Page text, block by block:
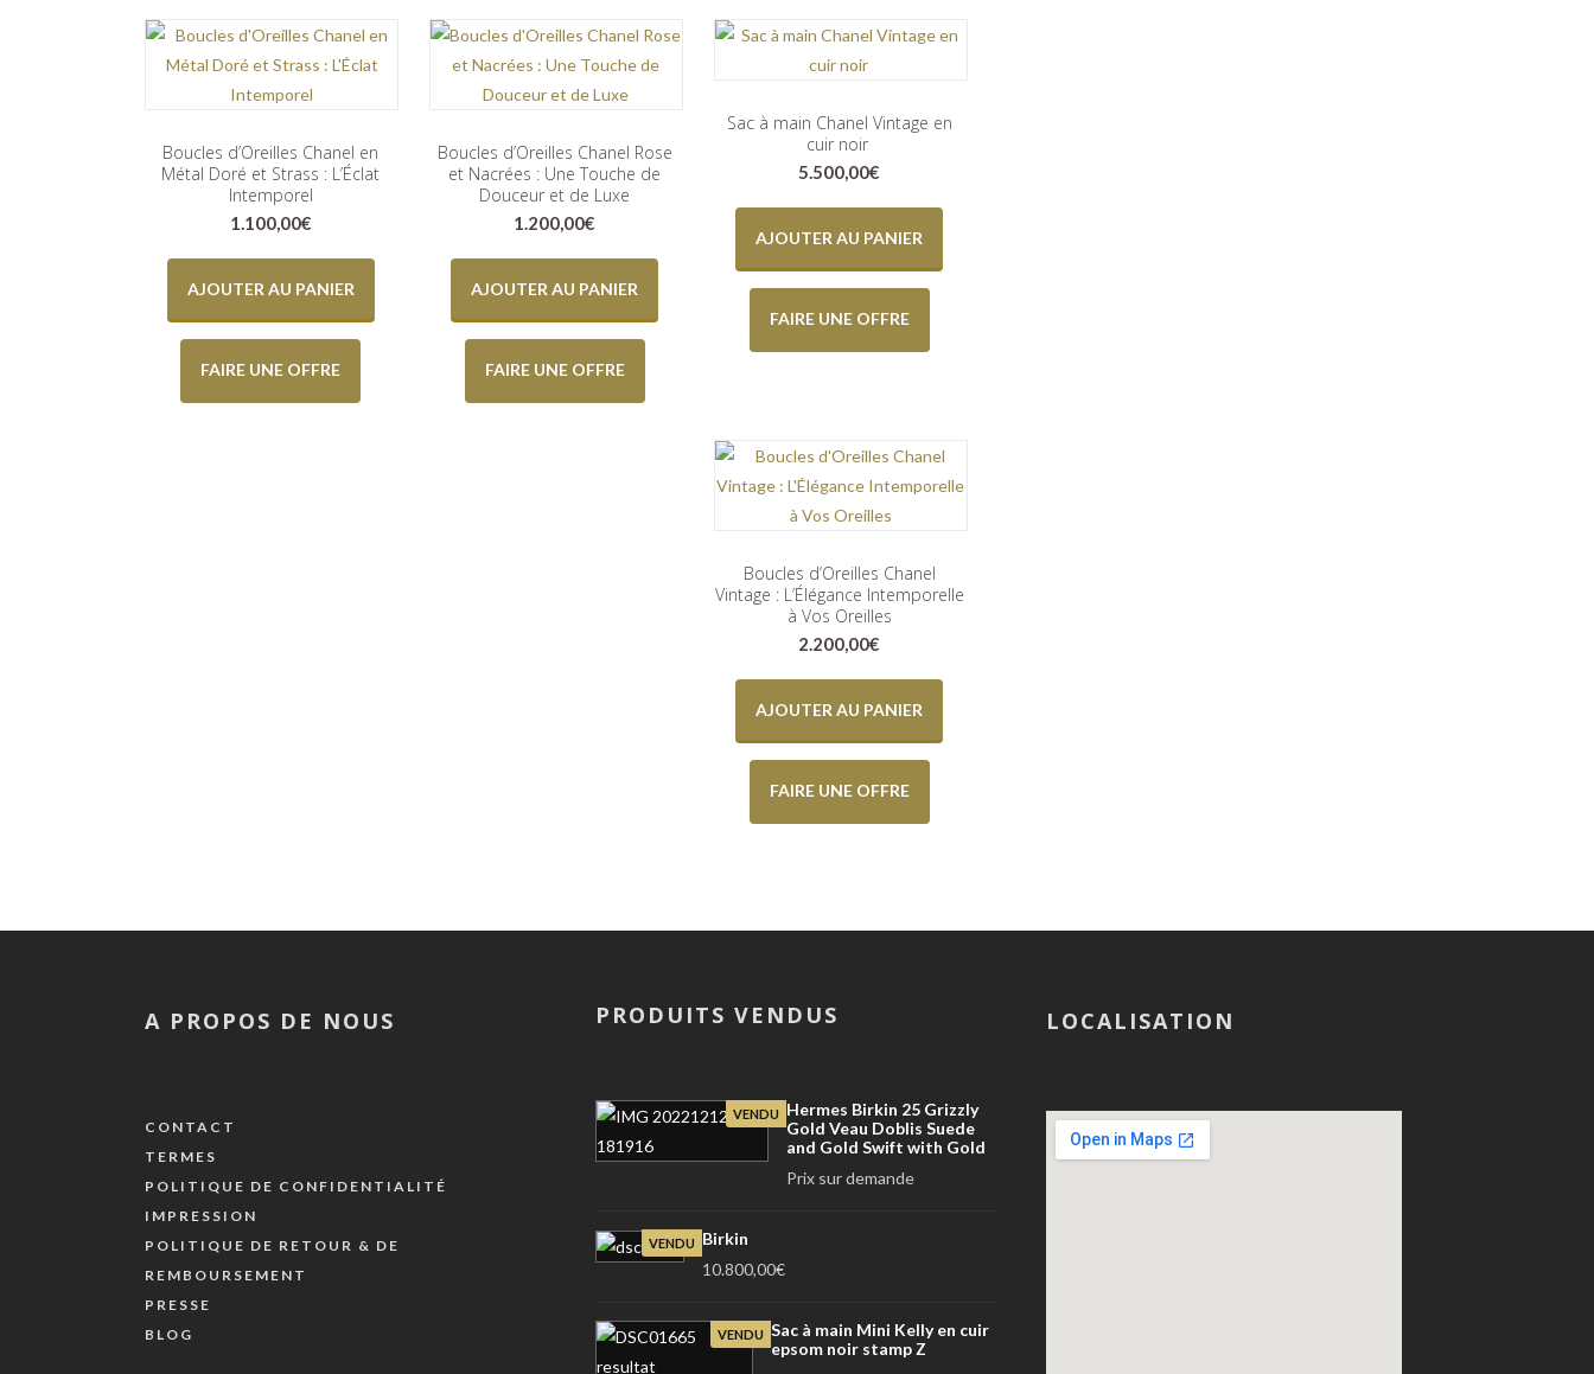
Boucles d’Oreilles Chanel en
Métal Doré et Strass : L’Éclat
Intemporel
1.100,00€
AJOUTER AU PANIER
FAIRE UNE OFFRE
Boucles d’Oreilles Chanel Rose
et Nacrées : Une Touche de
Douceur et de Luxe
1.200,00€
AJOUTER AU PANIER
FAIRE UNE OFFRE
Sac à main Chanel Vintage en
cuir noir
5.500,00€
AJOUTER AU PANIER
FAIRE UNE OFFRE
Boucles d’Oreilles Chanel
Vintage : L’Élégance Intemporelle
à Vos Oreilles
2.200,00€
AJOUTER AU PANIER
FAIRE UNE OFFRE
A PROPOS DE NOUS
CONTACT
TERMES
POLITIQUE DE CONFIDENTIALITÉ
IMPRESSION
POLITIQUE DE RETOUR & DE
REMBOURSEMENT
PRESSE
BLOG
PRODUITS VENDUS
VENDU
Hermes Birkin 25 Grizzly
Gold Veau Doblis Suede
and Gold Swift with Gold
Prix sur demande
VENDU
Birkin
10.800,00€
VENDU Sac à main Mini Kelly en cuir
epsom noir stamp Z
LOCALISATION